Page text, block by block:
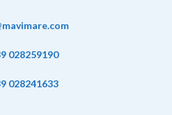
028259190
028241633